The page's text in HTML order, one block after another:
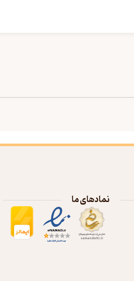
نمادهای ما